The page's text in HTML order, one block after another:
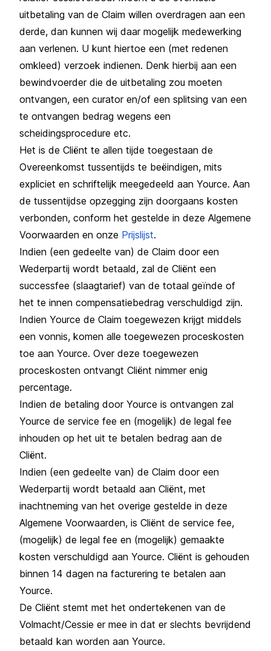
uitbetaling van de Claim willen overdragen aan een
derde, dan kunnen wij daar mogelijk medewerking
aan verlenen. U kunt hiertoe een (met redenen
omkleed) verzoek indienen. Denk hierbij aan een
bewindvoerder die de uitbetaling zou moeten
ontvangen, een curator en/of een splitsing van een
te ontvangen bedrag wegens een
scheidingsprocedure etc.
Het is de Cliënt te allen tijde toegestaan de
Overeenkomst tussentijds te beëindigen, mits
expliciet en schriftelijk meegedeeld aan Yource. Aan
de tussentijdse opzegging zijn doorgaans kosten
verbonden, conform het gestelde in deze Algemene
Voorwaarden en onze Prijslijst.
Indien (een gedeelte van) de Claim door een
Wederpartij wordt betaald, zal de Cliënt een
successfee (slaagtarief) van de totaal geïnde of
het te innen compensatiebedrag verschuldigd zijn.
Indien Yource de Claim toegewezen krijgt middels
een vonnis, komen alle toegewezen proceskosten
toe aan Yource. Over deze toegewezen
proceskosten ontvangt Cliënt nimmer enig
percentage.
Indien de betaling door Yource is ontvangen zal
Yource de service fee en (mogelijk) de legal fee
inhouden op het uit te betalen bedrag aan de
Cliënt.
Indien (een gedeelte van) de Claim door een
Wederpartij wordt betaald aan Cliënt, met
inachtneming van het overige gestelde in deze
Algemene Voorwaarden, is Cliënt de service fee,
(mogelijk) de legal fee en (mogelijk) gemaakte
kosten verschuldigd aan Yource. Cliënt is gehouden
binnen 14 dagen na facturering te betalen aan
Yource.
De Cliënt stemt met het ondertekenen van de
Volmacht/Cessie er mee in dat er slechts bevrijdend
betaald kan worden aan Yource.